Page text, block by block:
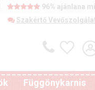
96% ajánlana
Szakértő
Függönykarnis